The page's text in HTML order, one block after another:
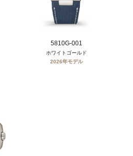
5810G-001
ホワイトゴールド
2026年モデル